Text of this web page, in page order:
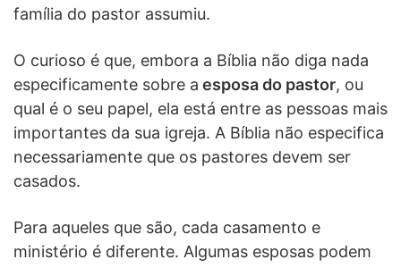
família do pastor assumiu.
O curioso é que, embora a Bíblia não diga nada
especificamente sobre a esposa do pastor, ou
qual é o seu papel, ela está entre as pessoas mais
importantes da sua igreja. A Bíblia não especifica
necessariamente que os pastores devem ser
casados.
Para aqueles que são, cada casamento e
ministério é diferente. Algumas esposas podem